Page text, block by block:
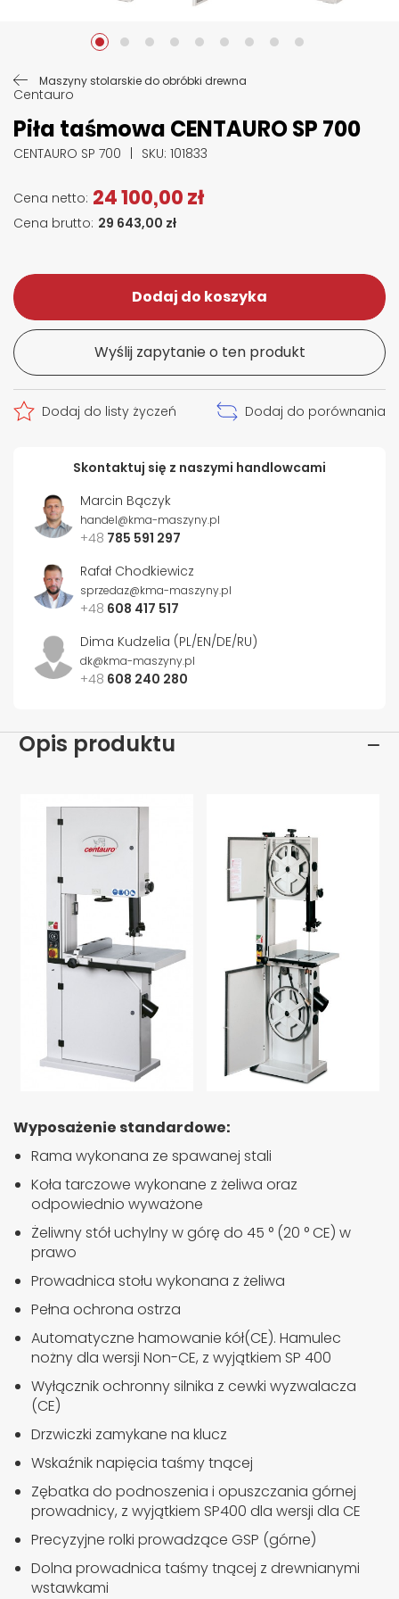
Opis produktu
Wyposażenie standardowe:
Rama wykonana ze spawanej stali
Koła tarczowe wykonane z żeliwa oraz
odpowiednio wyważone
Żeliwny stół uchylny w górę do 45 ° (20 ° CE) w
prawo
Prowadnica stołu wykonana z żeliwa
Pełna ochrona ostrza
Automatyczne hamowanie kół(CE). Hamulec
nożny dla wersji Non-CE, z wyjątkiem SP 400
Wyłącznik ochronny silnika z cewki wyzwalacza
(CE)
Drzwiczki zamykane na klucz
Wskaźnik napięcia taśmy tnącej
Zębatka do podnoszenia i opuszczania górnej
prowadnicy, z wyjątkiem SP400 dla wersji dla CE
Precyzyjne rolki prowadzące GSP (górne)
Dolna prowadnica taśmy tnącej z drewnianymi
wstawkami
CENTAURO SP 700 SKU: 101833
Maszyny stolarskie do obróbki drewna
Piła taśmowa CENTAURO SP 700
29 643,00 zł
24 100,00 zł
Centauro
Dodaj do koszyka
Wyślij zapytanie o ten produkt
Dodaj do listy życzeń Dodaj do porównania
Skontaktuj się z naszymi handlowcami
Marcin Bączyk
handel@kma-maszyny.pl
+48 785 591 297
Rafał Chodkiewicz
sprzedaz@kma-maszyny.pl
+48 608 417 517
Dima Kudzelia (PL/EN/DE/RU)
dk@kma-maszyny.pl
+48 608 240 280